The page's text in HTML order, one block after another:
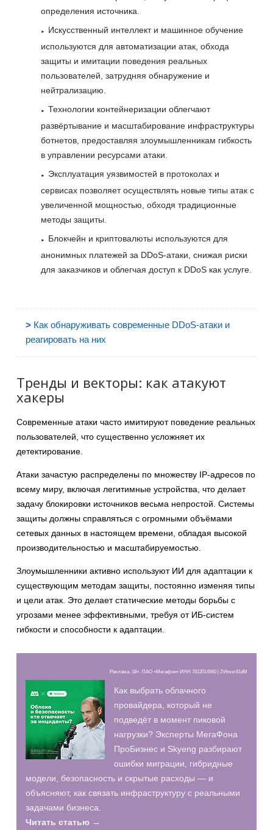
определения источника.
Искусственный интеллект и машинное обучение
используются для автоматизации атак, обхода
защиты и имитации поведения реальных
пользователей, затрудняя обнаружение и
нейтрализацию.
Технологии контейнеризации облегчают
развёртывание и масштабирование инфраструктуры
ботнетов, предоставляя злоумышленникам гибкость
в управлении ресурсами атаки.
Эксплуатация уязвимостей в протоколах и
сервисах позволяет осуществлять новые типы атак с
увеличенной мощностью, обходя традиционные
методы защиты.
Блокчейн и криптовалюты используются для
анонимных платежей за DDoS-атаки, снижая риски
для заказчиков и облегчая доступ к DDoS как услуге.
> Как обнаруживать современные DDoS-атаки и
реагировать на них
Тренды и векторы: как атакуют
хакеры
Современные атаки часто имитируют поведение реальных
пользователей, что существенно усложняет их
детектирование.
Атаки зачастую распределены по множеству IP-адресов по
всему миру, включая легитимные устройства, что делает
задачу блокировки источников весьма непростой. Системы
защиты должны справляться с огромными объёмами
сетевых данных в настоящем времени, обладая высокой
производительностью и масштабируемостью.
Злоумышленники активно используют ИИ для адаптации к
существующим методам защиты, постоянно изменяя типы
и цели атак. Это делает статические методы борьбы с
угрозами менее эффективными, требуя от ИБ-систем
гибкости и способности к адаптации.
Реклама, 18+. ПАО «Мегафон» ИНН 7812014560 | 2Vfnxxr81dM
Как выбрать облачного
провайдера, который не
подведёт в момент пиковой
нагрузки? Эксперты МегаФона
ПроБизнес и Skyeng разбирают
ошибки миграции, гибридные
модели, безопасность и скрытые расходы — и
объясняют, как связать инфраструктуру с реальными
задачами бизнеса.
Читать статью →